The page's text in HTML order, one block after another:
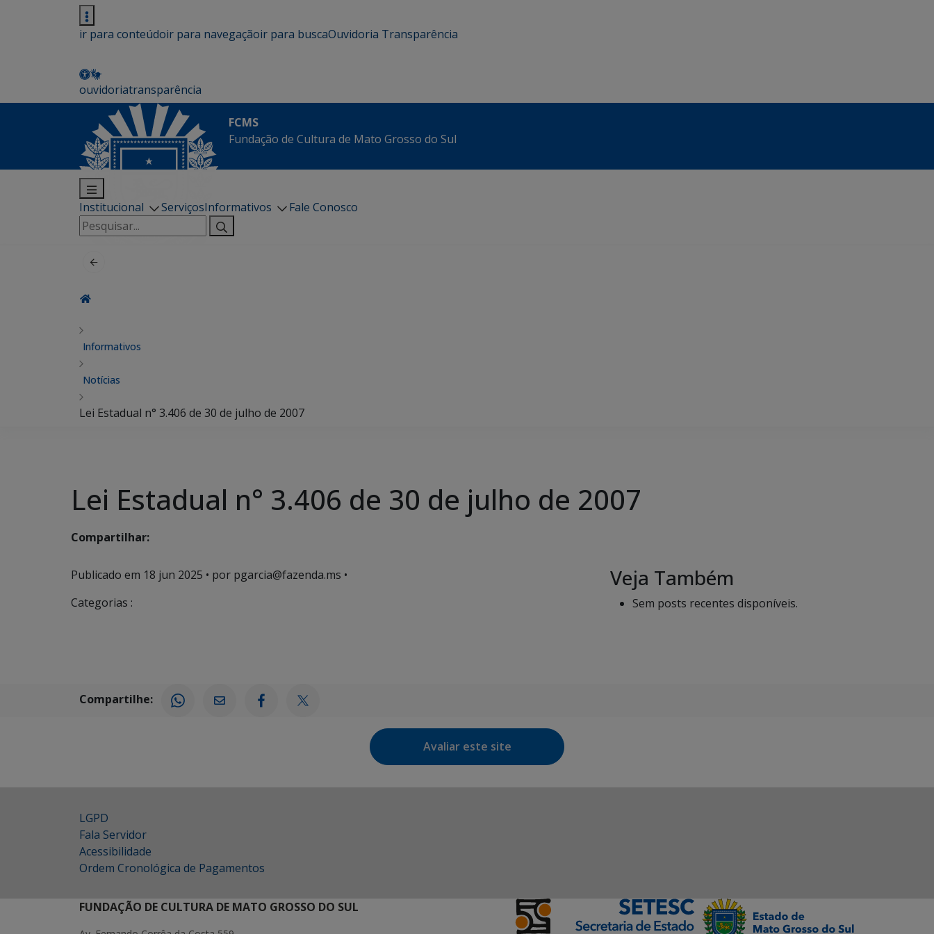
ir para conteúdoir para navegaçãoir para buscaOuvidoria Transparência
ouvidoriatransparência
FCMS
Fundação de Cultura de Mato Grosso do Sul
Institucional ServiçosInformativos
Fale Conosco
Pesquisar
por:
Informativos
Notícias
Lei Estadual n° 3.406 de 30 de julho de 2007
Lei Estadual n° 3.406 de 30 de julho de 2007
Compartilhar:
Publicado em 18 jun 2025 • por pgarcia@fazenda.ms •
Categorias :
Veja Também
Sem posts recentes disponíveis.
Compartilhe:
Avaliar este site
LGPD
Fala Servidor
Acessibilidade
Ordem Cronológica de Pagamentos
FUNDAÇÃO DE CULTURA DE MATO GROSSO DO SUL